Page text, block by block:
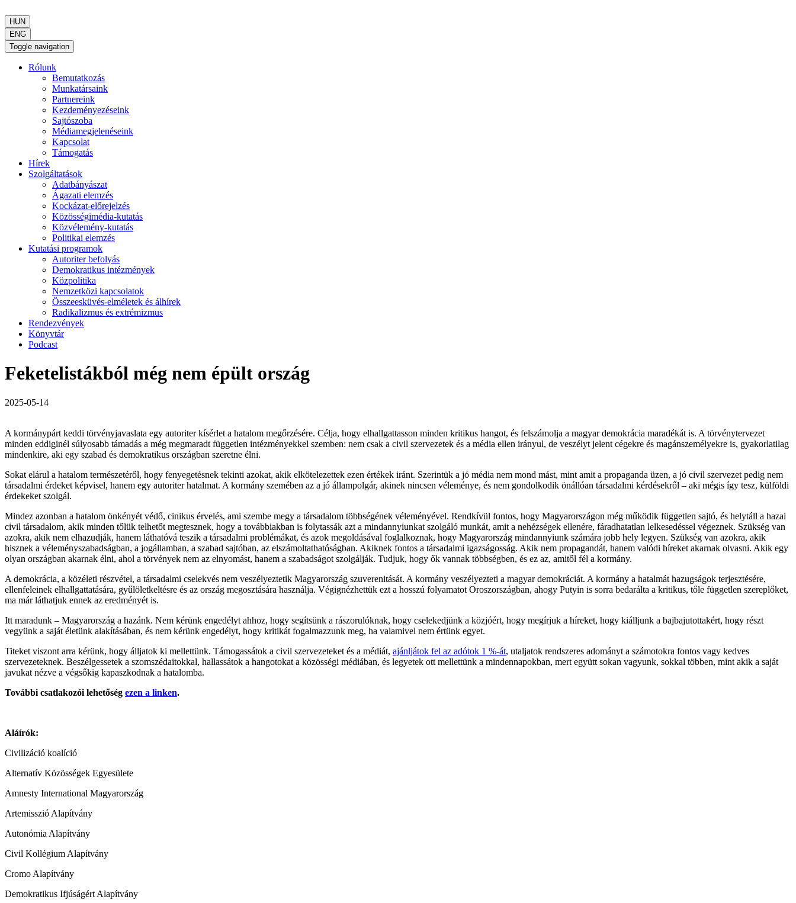
HUN
ENG
Toggle navigation
Rólunk
Bemutatkozás
Munkatársaink
Partnereink
Kezdeményezéseink
Sajtószoba
Médiamegjelenéseink
Kapcsolat
Támogatás
Hírek
Szolgáltatások
Adatbányászat
Ágazati elemzés
Kockázat-előrejelzés
Közösségimédia-kutatás
Közvélemény-kutatás
Politikai elemzés
Kutatási programok
Autoriter befolyás
Demokratikus intézmények
Közpolitika
Nemzetközi kapcsolatok
Összeesküvés-elméletek és álhírek
Radikalizmus és extrémizmus
Rendezvények
Könyvtár
Podcast
Feketelistákból még nem épült ország
2025-05-14
A kormánypárt keddi törvényjavaslata egy autoriter kísérlet a hatalom megőrzésére. Célja, hogy elhallgattasson minden kritikus hangot, és felszámolja a magyar demokrácia maradékát is. A törvénytervezet
minden eddiginél súlyosabb támadás a még megmaradt független intézményekkel szemben: nem csak a civil szervezetek és a média ellen irányul, de veszélyt jelent cégekre és magánszemélyekre is, gyakorlatilag
mindenkire, aki egy szabad és demokratikus országban szeretne élni.
Sokat elárul a hatalom természetéről, hogy fenyegetésnek tekinti azokat, akik elkötelezettek ezen értékek iránt. Szerintük a jó média nem mond mást, mint amit a propaganda üzen, a jó civil szervezet pedig nem
társadalmi érdeket képvisel, hanem egy autoriter hatalmat. A kormány szemében az a jó állampolgár, akinek nincsen véleménye, és nem gondolkodik önállóan társadalmi kérdésekről – aki mégis így tesz, külföldi
érdekeket szolgál.
Mindez azonban a hatalom önkényét védő, cinikus érvelés, ami szembe megy a társadalom többségének véleményével. Rendkívül fontos, hogy Magyarországon még működik független sajtó, és helytáll a hazai
civil társadalom, akik minden tőlük telhetőt megtesznek, hogy a továbbiakban is folytassák azt a mindannyiunkat szolgáló munkát, amit a nehézségek ellenére, fáradhatatlan lelkesedéssel végeznek. Szükség van
azokra, akik nem elhazudják, hanem láthatóvá teszik a társadalmi problémákat, és azok megoldásával foglalkoznak, hogy Magyarország mindannyiunk számára jobb hely legyen. Szükség van azokra, akik
hisznek a véleményszabadságban, a jogállamban, a szabad sajtóban, az elszámoltathatóságban. Akiknek fontos a társadalmi igazságosság. Akik nem propagandát, hanem valódi híreket akarnak olvasni. Akik egy
olyan országban akarnak élni, ahol a törvények nem az elnyomást, hanem a szabadságot szolgálják. Tudjuk, hogy ők vannak többségben, és ez az, amitől fél a kormány.
A demokrácia, a közéleti részvétel, a társadalmi cselekvés nem veszélyeztetik Magyarország szuverenitását. A kormány veszélyezteti a magyar demokráciát. A kormány a hatalmát hazugságok terjesztésére,
ellenfeleinek elhallgattatására, gyűlöletkeltésre és az ország megosztására használja. Végignézhettük ezt a hosszú folyamatot Oroszországban, ahogy Putyin is sorra bedarálta a kritikus, tőle független szereplőket,
ma már láthatjuk ennek az eredményét is.
Itt maradunk – Magyarország a hazánk. Nem kérünk engedélyt ahhoz, hogy segítsünk a rászorulóknak, hogy cselekedjünk a közjóért, hogy megírjuk a híreket, hogy kiálljunk a bajbajutottakért, hogy részt
vegyünk a saját életünk alakításában, és nem kérünk engedélyt, hogy kritikát fogalmazzunk meg, ha valamivel nem értünk egyet.
Titeket viszont arra kérünk, hogy álljatok ki mellettünk. Támogassátok a civil szervezeteket és a médiát, ajánljátok fel az adótok 1 %-át, utaljatok rendszeres adományt a számotokra fontos vagy kedves
szervezeteknek. Beszélgessetek a szomszédaitokkal, hallassátok a hangotokat a közösségi médiában, és legyetek ott mellettünk a mindennapokban, mert együtt sokan vagyunk, sokkal többen, mint akik a saját
javukat nézve a végsőkig kapaszkodnak a hatalomba.
További csatlakozói lehetőség ezen a linken.
Aláírók:
Civilizáció koalíció
Alternatív Közösségek Egyesülete
Amnesty International Magyarország
Artemisszió Alapítvány
Autonómia Alapítvány
Civil Kollégium Alapítvány
Cromo Alapítvány
Demokratikus Ifjúságért Alapítvány